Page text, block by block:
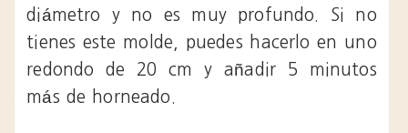
diámetro y no es muy profundo. Si no
tienes este molde, puedes hacerlo en uno
redondo de 20 cm y añadir 5 minutos
más de horneado.